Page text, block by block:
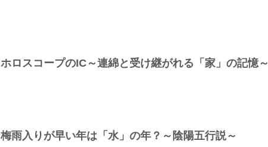
ホロスコープのIC～連綿と受け継がれる「家」の記憶～
梅雨入りが早い年は「水」の年？～陰陽五行説～